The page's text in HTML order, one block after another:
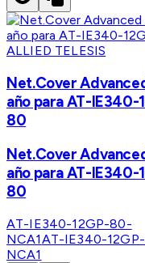
ALLIED TELESIS
Net.Cover
año para AT-IE340-
80
Net.Cover
año para AT-IE340-
80
AT-IE340-12GP-80-
NCA1AT-IE340-
NCA1